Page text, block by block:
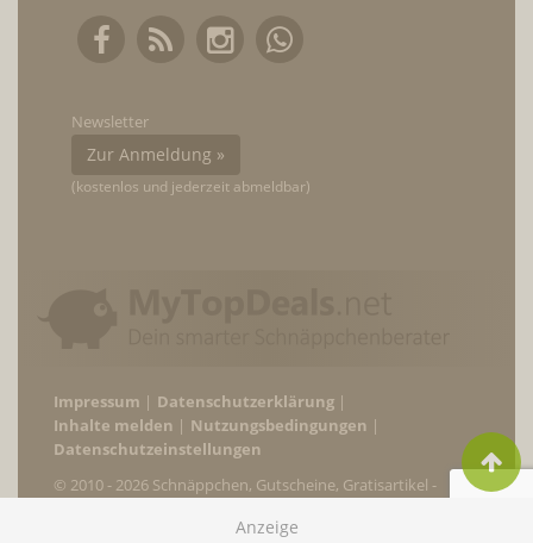
Newsletter
Zur Anmeldung »
(kostenlos und jederzeit abmeldbar)
Impressum
Datenschutzerklärung
Inhalte melden
Nutzungsbedingungen
Datenschutzeinstellungen
© 2010 - 2026 Schnäppchen, Gutscheine, Gratisartikel -